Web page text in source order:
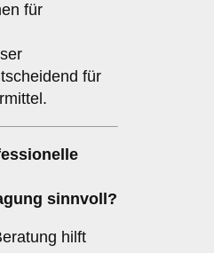
für
für
sinnvoll?
hilft